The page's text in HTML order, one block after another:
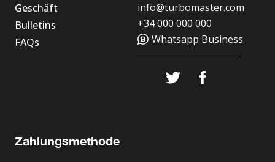
Geschäft
Bulletins
FAQs
info@turbomaster.com
+34 000 000 000
Whatsapp Business
Zahlungsmethode